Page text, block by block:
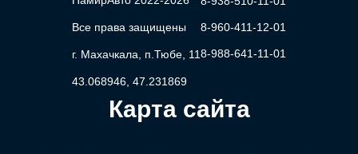
Все права защищены
г. Махачкала, п.Тюбе, 11
43.068946, 47.231869
8-960-411-12-01
8-988-641-11-01
Карта сайта